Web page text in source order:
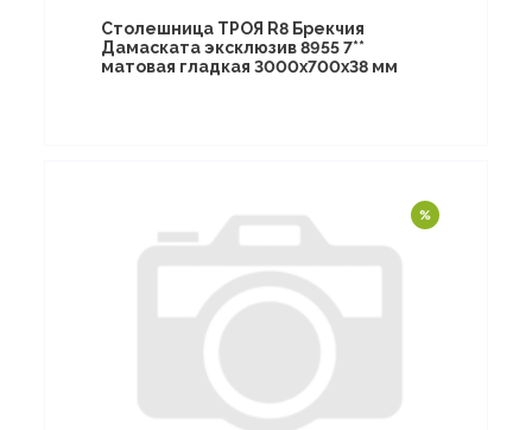
Столешница ТРОЯ R8 Брекчия
Дамаската эксклюзив 8955 7**
матовая гладкая 3000х700х38 мм